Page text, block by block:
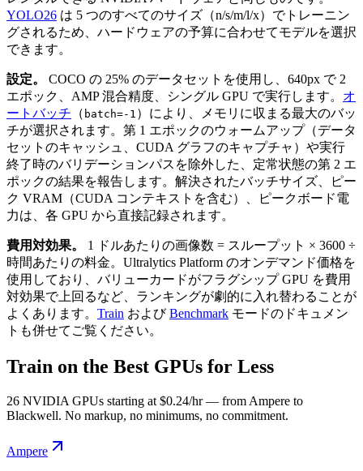
YOLO26 は 5 つのすべてのサイズ（n/s/m/l/x）でトレーニン
グされるため、ハードウェアの予算に合わせてモデルを選択
できます。
設定。
COCO の 25% のデータセットを使用し、640px で 2
エポック、AMP 混合精度、シングル GPU で実行します。 オ
ートバッチ （ batch=-1 ）により、メモリに収まる最大のバッ
チが選択されます。第 1 エポックのウォームアップ（データ
セットのキャッシュ、CUDA グラフのキャプチャ）や実行
終了時のバリデーションパスを除外した、定常状態の第 2 エ
ポックの結果を報告します。解決されたバッチサイズ、ピー
ク VRAM（CUDA コンテキストを含む）、ピークボード電
力は、各 GPU から直接記録されます。
費用対効果。
1 ドルあたりの画像数 = スループット × 3600 ÷
時間あたりの料金。Ultralytics Platform のオンデマンド価格を
使用しており、バリューカードがフラグシップ GPU を費用
対効果で上回るなど、ランキングが劇的に入れ替わることが
よくあります。 Train およびBenchmark モードのドキュメン
トも併せてご覧ください。
Train on the Best GPUs for Less
26 NVIDIA GPUs starting at $0.24/hr — from Ampere to
Blackwell. No markup, no minimums, no commitment.
Ampere